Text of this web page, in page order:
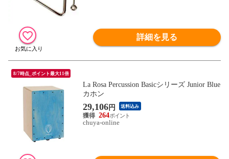
詳細を見る
8/7時点_ポイント最大11倍
La Rosa Percussion Basicシリーズ Junior Blue
カホン
29,106円 送料込み
264
chuya-online